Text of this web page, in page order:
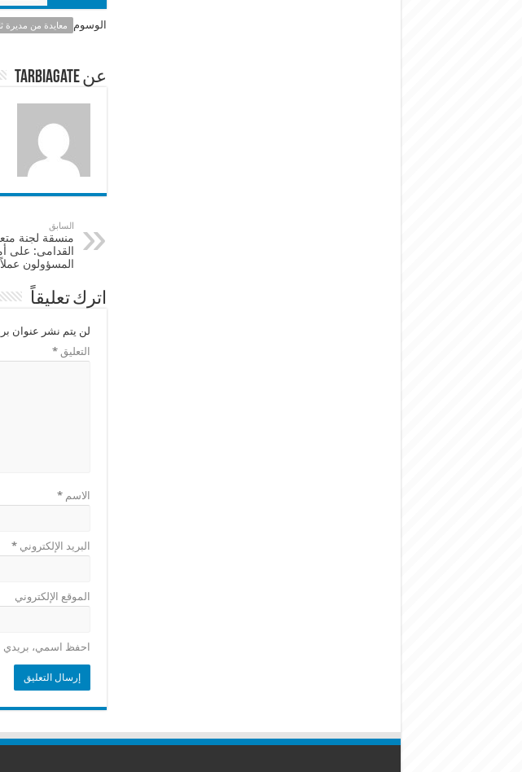
b
o
k
الوسوم معايدة من مديرة
عن tarbiagate
السابق
منسقة لجنة
القدامى: على
المسؤولون عملاً
اترك تعليقاً
لن يتم نشر عنوان
التعليق*
الاسم*
البريد الإلكتروني*
الموقع الإلكتروني
احفظ اسمي، بريدي